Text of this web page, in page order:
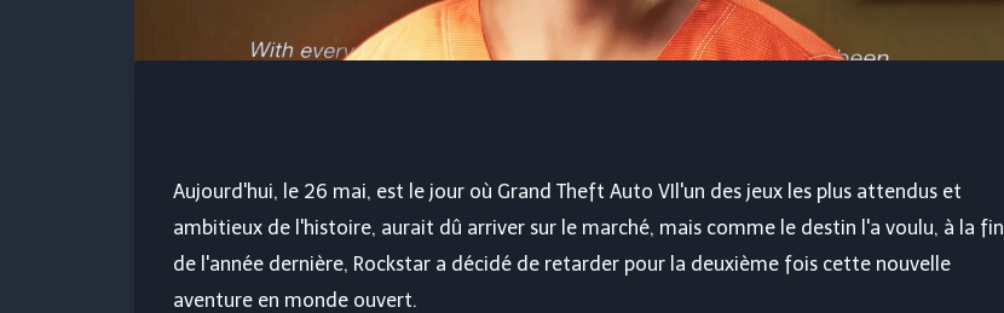
Aujourd'hui, le 26 mai, est le jour où Grand Theft Auto VI l'un des jeux les plus attendus et
ambitieux de l'histoire, aurait dû arriver sur le marché, mais comme le destin l'a voulu, à la fin
de l'année dernière, Rockstar a décidé de retarder pour la deuxième fois cette nouvelle
aventure en monde ouvert.